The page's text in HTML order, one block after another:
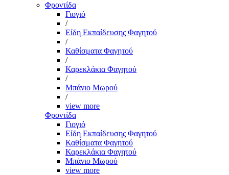
Φροντίδα
Γιογιό
/
Είδη Εκπαίδευσης Φαγητού
/
Καθίσματα Φαγητού
/
Καρεκλάκια Φαγητού
/
Μπάνιο Μωρού
/
view more
Φροντίδα
Γιογιό
Είδη Εκπαίδευσης Φαγητού
Καθίσματα Φαγητού
Καρεκλάκια Φαγητού
Μπάνιο Μωρού
view more